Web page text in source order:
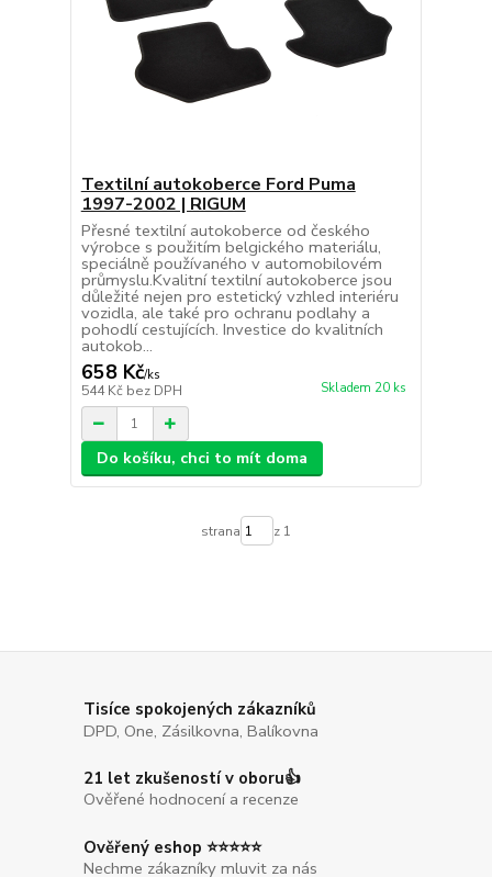
Textilní autokoberce Ford Puma
1997-2002 | RIGUM
Přesné textilní autokoberce od českého
výrobce s použitím belgického materiálu,
speciálně používaného v automobilovém
průmyslu.Kvalitní textilní autokoberce jsou
důležité nejen pro estetický vzhled interiéru
vozidla, ale také pro ochranu podlahy a
pohodlí cestujících. Investice do kvalitních
autokob...
658 Kč/ks
544 Kč bez DPH Skladem 20 ks
Do košíku, chci to mít doma
strana z 1
Tisíce spokojených zákazníků
DPD, One, Zásilkovna, Balíkovna
21 let zkušeností v oboru👍
Ověřené hodnocení a recenze
Ověřený eshop ⭐⭐⭐⭐⭐
Nechme zákazníky mluvit za nás